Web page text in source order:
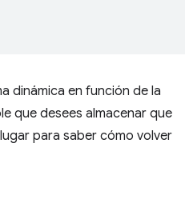
dinámica en función de la
que desees almacenar que
para saber cómo volver